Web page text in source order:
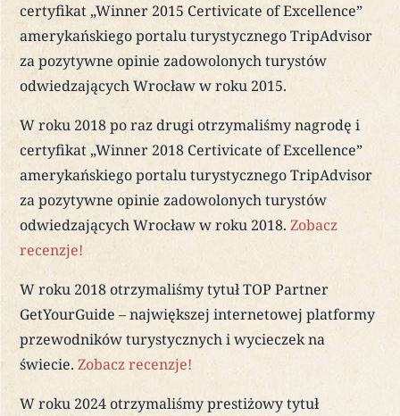
certyfikat „Winner 2015 Certivicate of Excellence”
amerykańskiego portalu turystycznego TripAdvisor
za pozytywne opinie zadowolonych turystów
odwiedzających Wrocław w roku 2015.
W roku 2018 po raz drugi otrzymaliśmy nagrodę i
certyfikat „Winner 2018 Certivicate of Excellence”
amerykańskiego portalu turystycznego TripAdvisor
za pozytywne opinie zadowolonych turystów
odwiedzających Wrocław w roku 2018.Zobacz
recenzje!
W roku 2018 otrzymaliśmy tytuł TOP Partner
GetYourGuide – największej internetowej platformy
przewodników turystycznych i wycieczek na
świecie.Zobacz recenzje!
W roku 2024 otrzymaliśmy prestiżowy tytuł